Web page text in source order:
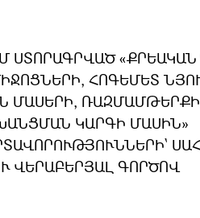
ՍՏՈՐԱԳՐՎԱԾ
ՀՈԳԵՄԵՏ
ՄԱՍԵՐԻ,
ԿԱՐԳԻ ՄԱՍԻՆ»
ՎԵՐԱԲԵՐՅԱԼ ԳՈՐԾՈՎ